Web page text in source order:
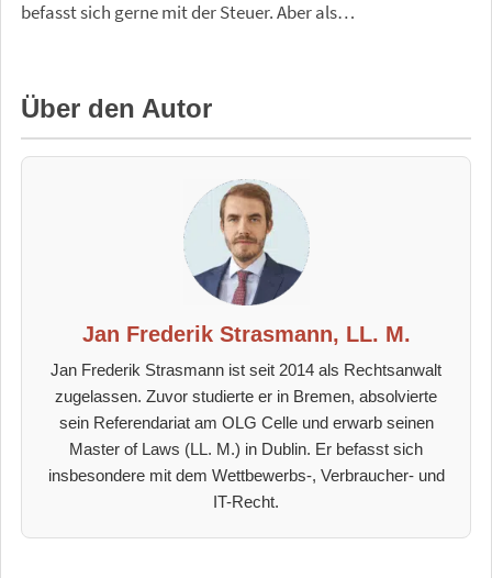
befasst sich gerne mit der Steuer. Aber als…
Über den Autor
Jan Frederik Strasmann, LL. M.
Jan Frederik Strasmann ist seit 2014 als Rechtsanwalt
zugelassen. Zuvor studierte er in Bremen, absolvierte
sein Referendariat am OLG Celle und erwarb seinen
Master of Laws (LL. M.) in Dublin. Er befasst sich
insbesondere mit dem Wettbewerbs-, Verbraucher- und
IT-Recht.